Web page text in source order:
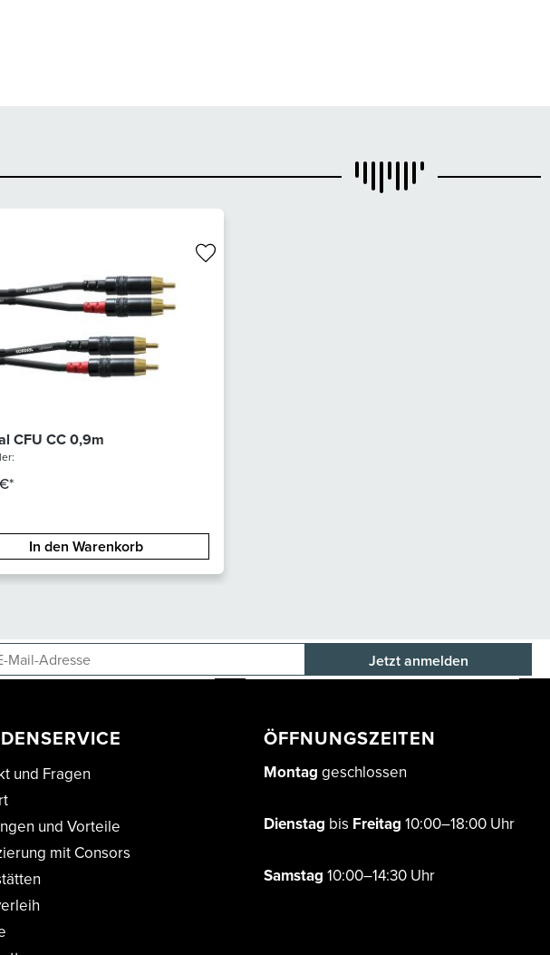
CFU CC 0,9m
In den Warenkorb
und Fragen
und Vorteile
mit Consors
ÖFFNUNGSZEITEN
Montag geschlossen
Dienstag bis Freitag 10:00–18:00 Uhr
Samstag 10:00–14:30 Uhr